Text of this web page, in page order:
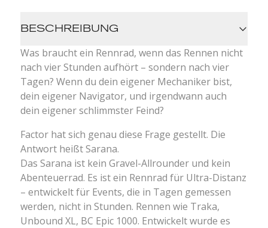
BESCHREIBUNG
Was braucht ein Rennrad, wenn das Rennen nicht
nach vier Stunden aufhört – sondern nach vier
Tagen? Wenn du dein eigener Mechaniker bist,
dein eigener Navigator, und irgendwann auch
dein eigener schlimmster Feind?
Factor hat sich genau diese Frage gestellt. Die
Antwort heißt Sarana.
Das Sarana ist kein Gravel-Allrounder und kein
Abenteuerrad. Es ist ein Rennrad für Ultra-Distanz
– entwickelt für Events, die in Tagen gemessen
werden, nicht in Stunden. Rennen wie Traka,
Unbound XL, BC Epic 1000. Entwickelt wurde es